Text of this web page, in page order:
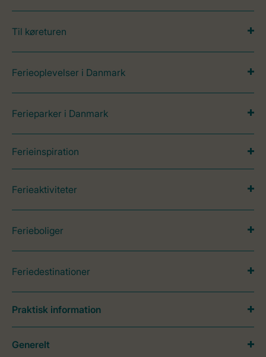
Til køreturen
Ferieoplevelser i Danmark
Ferieparker i Danmark
Ferieinspiration
Ferieaktiviteter
Ferieboliger
Feriedestinationer
Praktisk information
Generelt